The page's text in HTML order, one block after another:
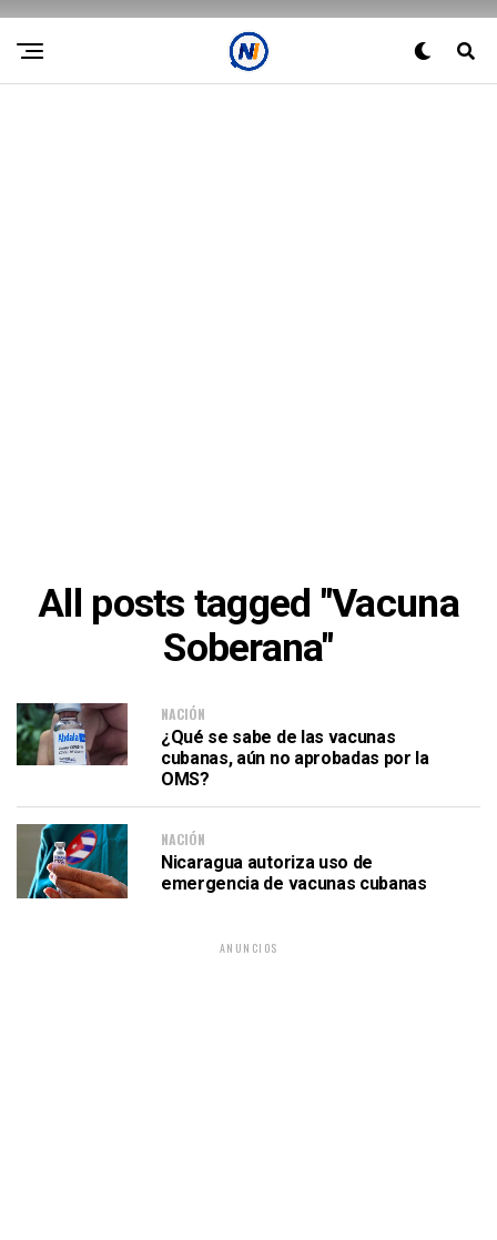
All posts tagged "Vacuna
Soberana"
NACIÓN
¿Qué se sabe de las vacunas
cubanas, aún no aprobadas por la
OMS?
NACIÓN
Nicaragua autoriza uso de
emergencia de vacunas cubanas
ANUNCIOS